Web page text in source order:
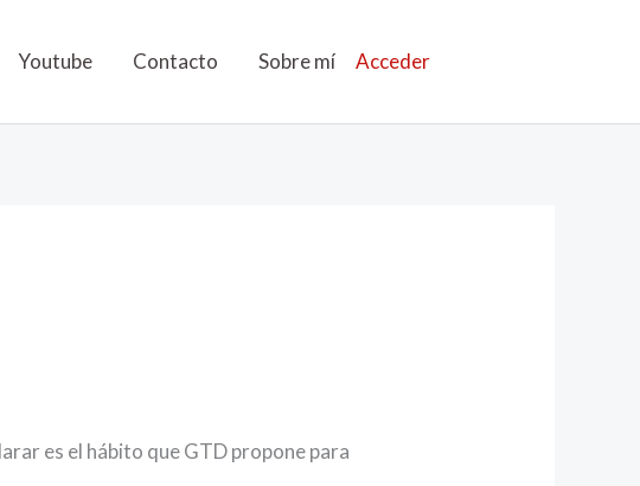
Youtube Contacto Sobre mí Acceder
es el hábito que GTD propone para